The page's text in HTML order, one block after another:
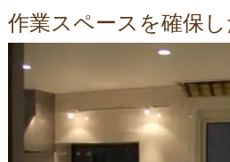
作業スペースを確保